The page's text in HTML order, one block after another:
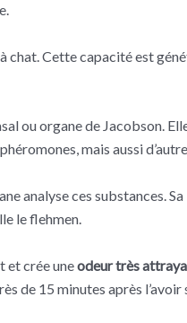
chat. Cette capacité est
ou organe de Jacobson.
mais aussi
analyse ces substances.
le flehmen.
et crée uneodeur très
de 15 minutes après l’avoir